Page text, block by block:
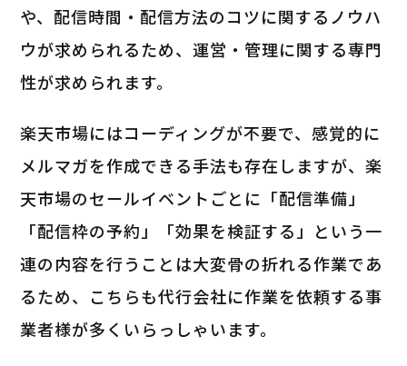
や、配信時間・配信方法のコツに関するノウハ
ウが求められるため、運営・管理に関する専門
性が求められます。
楽天市場にはコーディングが不要で、感覚的に
メルマガを作成できる手法も存在しますが、楽
天市場のセールイベントごとに「配信準備」
「配信枠の予約」「効果を検証する」という一
連の内容を行うことは大変骨の折れる作業であ
るため、こちらも代行会社に作業を依頼する事
業者様が多くいらっしゃいます。